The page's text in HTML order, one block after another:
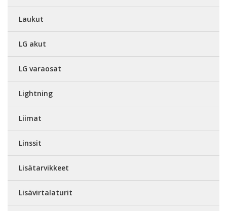
Laukut
LG akut
LG varaosat
Lightning
Liimat
Linssit
Lisätarvikkeet
Lisävirtalaturit